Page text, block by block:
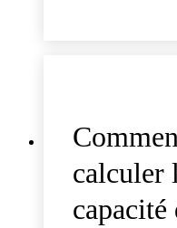
calculer
capacité